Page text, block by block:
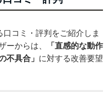
コミ・評判をご紹介しま
ーからは、
「直感的な動作
不具合」 に対する改善要望